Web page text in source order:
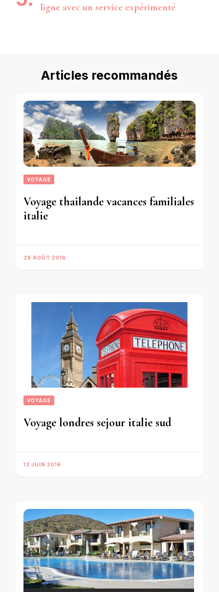
ligne avec un service expérimenté
Articles recommandés
VOYAGE
Voyage thailande vacances familiales
italie
26 AOÛT 2016
VOYAGE
Voyage londres sejour italie sud
12 JUIN 2016